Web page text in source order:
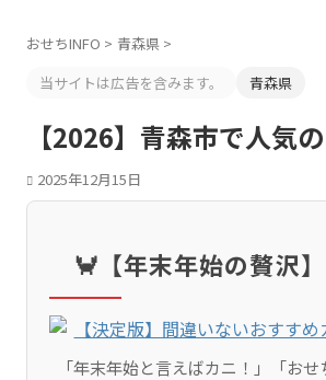
おせちINFO > 青森県 >
当サイトは広告を含みます。
青森県
【2026】青森市で人気
2025年12月15日
🦀【年末年始の贅沢
「年末年始と言えばカニ！」「お